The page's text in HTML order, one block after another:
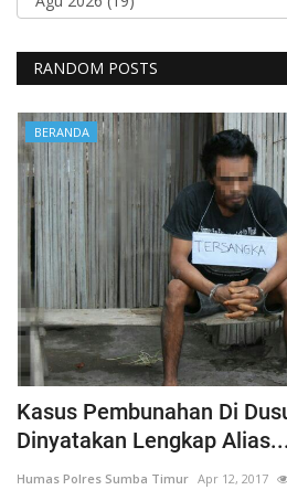
RANDOM POSTS
BERANDA
Kasus Pembunahan Di
Dinyatakan Lengkap Alias...
Humas Polres Sumba Timur Apr 12, 2017